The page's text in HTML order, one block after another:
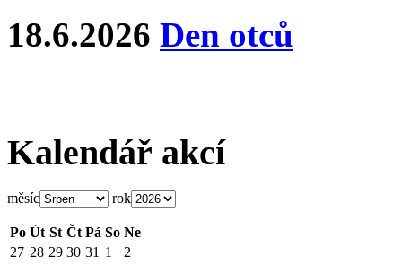
18.6.2026 Den otců
Kalendář akcí
měsíc rok
Po Út St Čt Pá So Ne
27 28 29 30 31 1
2